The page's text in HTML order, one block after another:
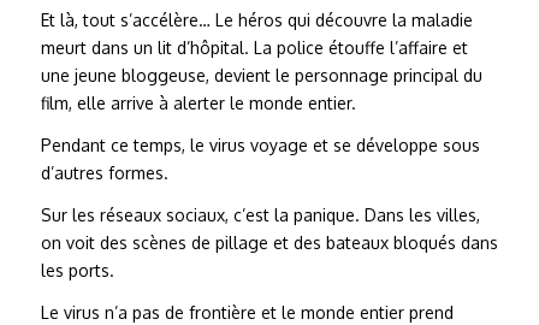
Et là, tout s’accélère… Le héros qui découvre la maladie
meurt dans un lit d’hôpital. La police étouffe l’affaire et
une jeune bloggeuse, devient le personnage principal du
film, elle arrive à alerter le monde entier.
Pendant ce temps, le virus voyage et se développe sous
d’autres formes.
Sur les réseaux sociaux, c’est la panique. Dans les villes,
on voit des scènes de pillage et des bateaux bloqués dans
les ports.
Le virus n’a pas de frontière et le monde entier prend